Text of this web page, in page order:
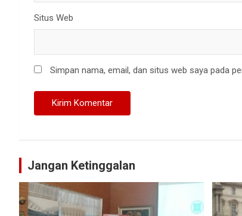
Situs Web
Simpan nama, email, dan situs web saya pada
Jangan Ketinggalan